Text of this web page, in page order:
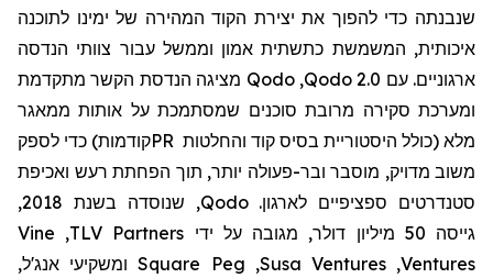
שנבנתה כדי להפוך את יצירת הקוד המהירה של ימינו לתוכנה
איכותית, המשמשת כתשתית אמון וממשל עבור צוותי הנדסה
ארגוניים. עם Qodo 2.0
,
Qodo מציגה הנדסת הקשר מתקדמת
ומערכת סקירה מרובת סוכנים שמסתמכת על אותות ממאגר
מלא (כולל היסטוריית בסיס קוד והחלטות PRקודמות) כדי לספק
משוב מדויק, מוסבר ובר-פעולה יותר, תוך הפחתת רעש ואכיפת
סטנדרטים ספציפיים לארגון.Qodo
, שנוסדה בשנת 2018,
גייסה 50 מיליון דולר, מגובה על ידי
TLV Partners
,
Vine
Ventures
,
Susa Ventures
,
Square Peg ומשקיעי אנג'ל,